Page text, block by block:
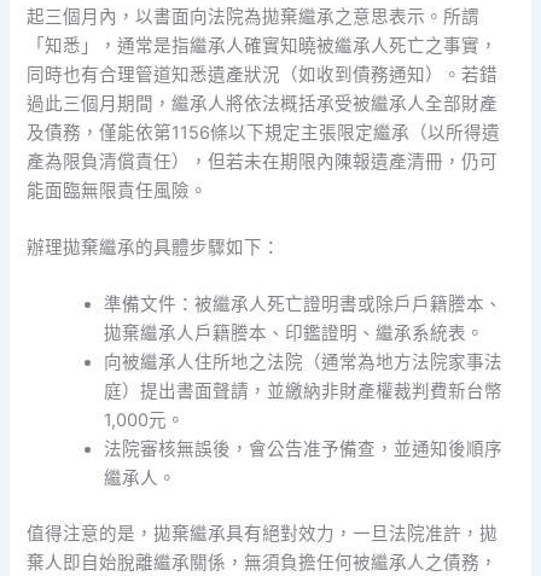
起三個月內，以書面向法院為拋棄繼承之意思表示。所謂
「知悉」，通常是指繼承人確實知曉被繼承人死亡之事實，
同時也有合理管道知悉遺產狀況（如收到債務通知）。若錯
過此三個月期間，繼承人將依法概括承受被繼承人全部財產
及債務，僅能依第1156條以下規定主張限定繼承（以所得遺
產為限負清償責任），但若未在期限內陳報遺產清冊，仍可
能面臨無限責任風險。
辦理拋棄繼承的具體步驟如下：
準備文件：被繼承人死亡證明書或除戶戶籍謄本、
拋棄繼承人戶籍謄本、印鑑證明、繼承系統表。
向被繼承人住所地之法院（通常為地方法院家事法
庭）提出書面聲請，並繳納非財產權裁判費新台幣
1,000元。
法院審核無誤後，會公告准予備查，並通知後順序
繼承人。
值得注意的是，拋棄繼承具有絕對效力，一旦法院准許，拋
棄人即自始脫離繼承關係，無須負擔任何被繼承人之債務，